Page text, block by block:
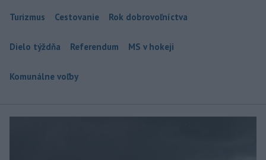
Turizmus Cestovanie Rok dobrovoľníctva
Dielo týždňa Referendum MS v hokeji
Komunálne voľby